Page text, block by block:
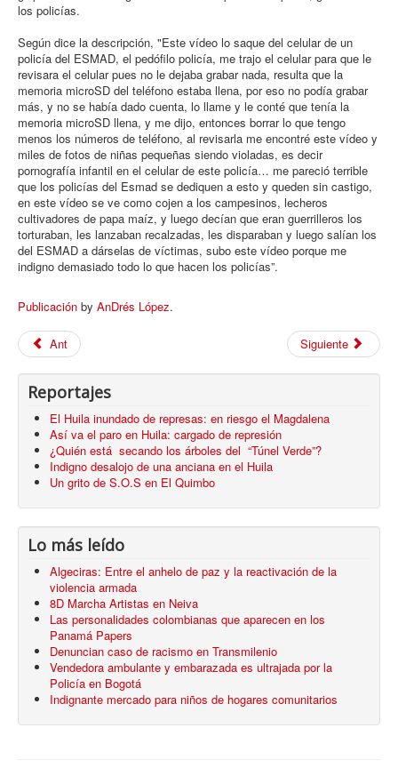
los policías.
Según dice la descripción, "Este vídeo lo saque del celular de un
policía del ESMAD, el pedófilo policía, me trajo el celular para que le
revisara el celular pues no le dejaba grabar nada, resulta que la
memoria microSD del teléfono estaba llena, por eso no podía grabar
más, y no se había dado cuenta, lo llame y le conté que tenía la
memoria microSD llena, y me dijo, entonces borrar lo que tengo
menos los números de teléfono, al revisarla me encontré este vídeo y
miles de fotos de niñas pequeñas siendo violadas, es decir
pornografía infantil en el celular de este policía… me pareció terrible
que los policías del Esmad se dediquen a esto y queden sin castigo,
en este vídeo se ve como cojen a los campesinos, lecheros
cultivadores de papa maíz, y luego decían que eran guerrilleros los
torturaban, les lanzaban recalzadas, les disparaban y luego salían los
del ESMAD a dárselas de víctimas, subo este vídeo porque me
indigno demasiado todo lo que hacen los policías”.
Publicación by AnDrés López.
Ant Siguiente
Reportajes
El Huila inundado de represas: en riesgo el Magdalena
Así va el paro en Huila: cargado de represión
¿Quién está secando los árboles del “Túnel Verde”?
Indigno desalojo de una anciana en el Huila
Un grito de S.O.S en El Quimbo
Lo más leído
Algeciras: Entre el anhelo de paz y la reactivación de la
violencia armada
8D Marcha Artistas en Neiva
Las personalidades colombianas que aparecen en los
Panamá Papers
Denuncian caso de racismo en Transmilenio
Vendedora ambulante y embarazada es ultrajada por la
Policía en Bogotá
Indignante mercado para niños de hogares comunitarios